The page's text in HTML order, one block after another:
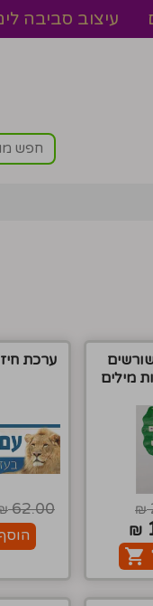
עיצוב סביבה
מילים
₪
₪
ערכת
62.00